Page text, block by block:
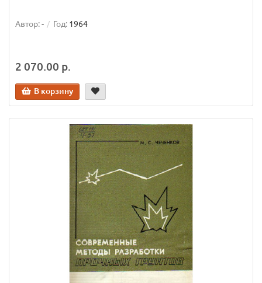
Автор:- Год: 1964
2 070.00 р.
В корзину